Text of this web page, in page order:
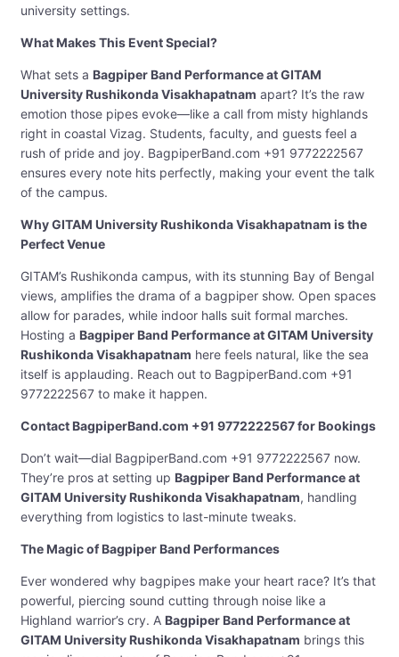
university settings.
What Makes This Event Special?
What sets a Bagpiper Band Performance at GITAM
University Rushikonda Visakhapatnam apart? It’s the raw
emotion those pipes evoke—like a call from misty highlands
right in coastal Vizag. Students, faculty, and guests feel a
rush of pride and joy. BagpiperBand.com +91 9772222567
ensures every note hits perfectly, making your event the talk
of the campus.
Why GITAM University Rushikonda Visakhapatnam is the
Perfect Venue
GITAM’s Rushikonda campus, with its stunning Bay of Bengal
views, amplifies the drama of a bagpiper show. Open spaces
allow for parades, while indoor halls suit formal marches.
Hosting a Bagpiper Band Performance at GITAM University
Rushikonda Visakhapatnam here feels natural, like the sea
itself is applauding. Reach out to BagpiperBand.com +91
9772222567 to make it happen.
Contact BagpiperBand.com +91 9772222567 for Bookings
Don’t wait—dial BagpiperBand.com +91 9772222567 now.
They’re pros at setting up Bagpiper Band Performance at
GITAM University Rushikonda Visakhapatnam, handling
everything from logistics to last-minute tweaks.
The Magic of Bagpiper Band Performances
Ever wondered why bagpipes make your heart race? It’s that
powerful, piercing sound cutting through noise like a
Highland warrior’s cry. A Bagpiper Band Performance at
GITAM University Rushikonda Visakhapatnam brings this